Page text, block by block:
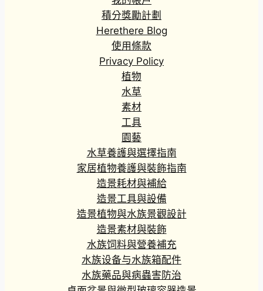
積分獎勵計劃
Herethere Blog
使用條款
Privacy Policy
植物
水草
素材
工具
園藝
水草養護與選擇指南
家居植物養護與裝飾指南
造景耗材與補給
造景工具與設備
造景植物與水族景觀設計
造景素材與裝飾
水族饲料與營養補充
水族设备与水族箱配件
水族藥品與病蟲害防治